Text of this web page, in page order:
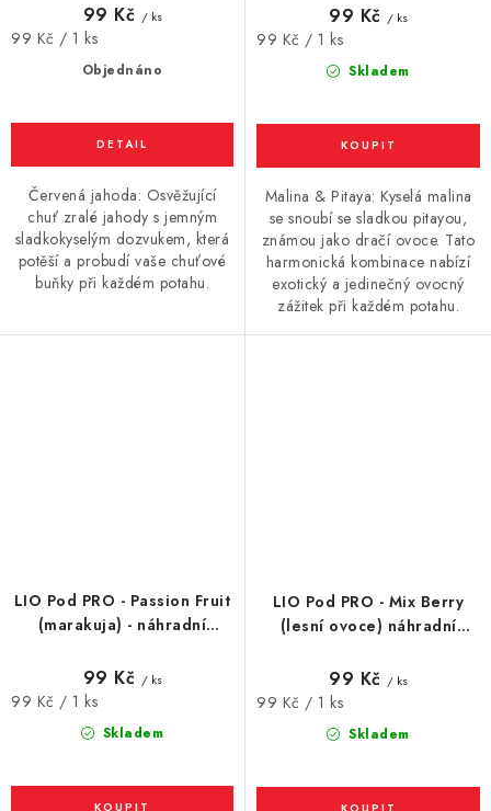
Objednáno
99 Kč / ks
Měrná
99 Kč / 1 ks
Červená jahoda: Osvěžující
chuť zralé jahody s jemným
sladkokyselým dozvukem, která
potěší a probudí vaše chuťové
buňky při každém potahu.
Skladem
99 Kč / ks
Měrná
99 Kč / 1 ks
Malina & Pitaya: Kyselá malina
se snoubí se sladkou pitayou,
známou jako dračí ovoce. Tato
harmonická kombinace nabízí
exotický a jedinečný ovocný
zážitek při každém potahu.
LIO Pod PRO - Passion Fruit
(marakuja) - náhradní
Skladem
99 Kč / ks
Měrná
99 Kč / 1 ks
LIO Pod PRO - Mix Berry
(lesní ovoce) náhradní
Skladem
99 Kč / ks
Měrná
99 Kč / 1 ks